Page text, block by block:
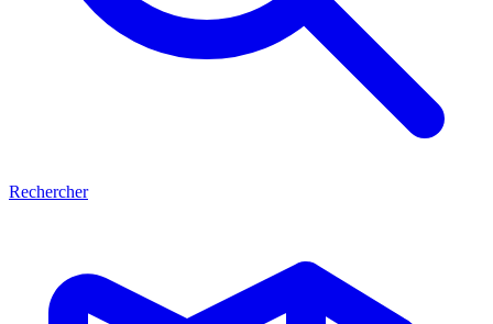
Rechercher